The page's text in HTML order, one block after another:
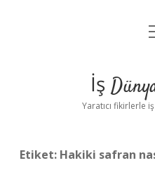
İş
Yaratıcı fikirlerle
Etiket: Hakiki safran